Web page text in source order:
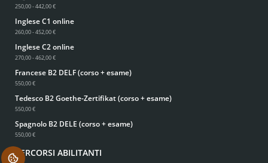
250,00 - 442,00 €
Inglese C1 online
260,00 - 452,00 €
Inglese C2 online
270,00 - 462,00 €
Francese B2 DELF (corso + esame)
550,00 €
Tedesco B2 Goethe-Zertifikat (corso + esame)
550,00 €
Spagnolo B2 DELE (corso + esame)
550,00 €
PERCORSI ABILITANTI